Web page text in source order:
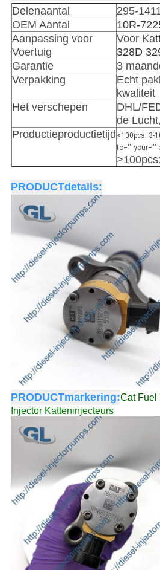
Delenaantal
295-
OEM Aantal
10R-
Aanpassing voor
Voertuig
Voor
328D
Garantie
3
Verpakking
Echt
kwaliteit
Het verschepen
DHL/
de
Productieproductietijd <100pcs: 3-
to="" your=""
PRODUCTdetails:
PRODUCTmarkering:Cat Fuel
Injector Katteninjecteurs